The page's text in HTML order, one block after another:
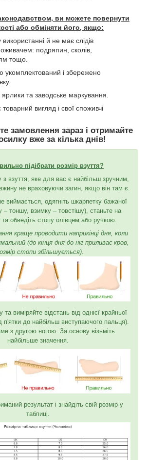
ви можете повернути
або обміняти його, якщо:
й не має слідів
подряпин, сколів,
тощо.
укомплектований і збережено
та заводське маркування.
товарний вигляд і свої споживчі
замовлення зараз і отримайте
вже за кілька днів!
підібрати розмір взуття?
з взуття, яке для вас є найбільш зручним,
не враховуючи загин, якщо він там є.
виймається, одягніть шкарпетку бажаної
– тоншу, взимку – товстішу), станьте на
обведіть стопу олівцем або ручкою.
краще проводити наприкінці дня, коли
(до кінця дня до ніг приливає кров,
стопи збільшується).
та виміряйте відстань від однієї крайньої
п'ятки до найбільш виступаючого пальця).
з другою ногою. За основу візьміть
найбільше значення.
результат і знайдіть свій розмір у
таблиці.